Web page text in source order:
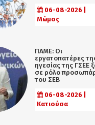
06-08-2026 |
Μώμος
ΠΑΜΕ: Οι
εργατοπατέρες
ηγεσίας της ΓΣΕΕ
σε ρόλο
του ΣΕΒ
06-08-2026 |
Κατιούσα